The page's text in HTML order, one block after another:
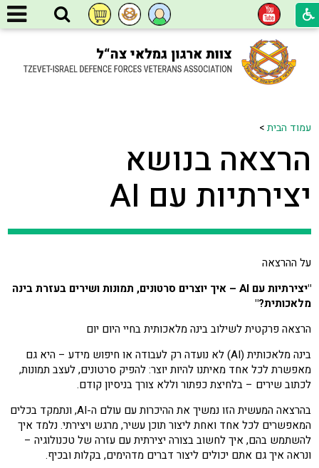
עמוד הבית>
הרצאה בנושא
יצירתיות עם AI
על ההרצאה
"יצירתיות עםAI
–איך יוצרים סרטונים, תמונות ושירים בעזרת בינה
מלאכותית?"
הרצאה פרקטית לשילוב בינה מלאכותית בחיי היום יום
בינה מלאכותית (AI) לא נועדה רק לעבודה או חיפוש מידע – היא גם
מאפשרת לכל אחד מאיתנו להיות יוצר: להפיק סרטונים, לעצב תמונות,
לכתוב שירים –בלחיצת כפתור וללא צורך בניסיון קודם.
בהרצאה המעשית הזו נמשיך את ההיכרות עם עולם ה-AI, ונתמקד בכלים
המאפשרים לכל אחד ואחת ליצור תוכן עשיר, מרגש ויצירתי. נלמד איך
להשתמש בהם, איך לחשוב בצורה יצירתית עם עזרה של טכנולוגיה –
ונראה איך גם אתם יכולים ליצור דברים מדהימים, בקלות ובכיף.